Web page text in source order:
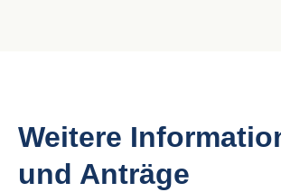
Weitere
und Anträge